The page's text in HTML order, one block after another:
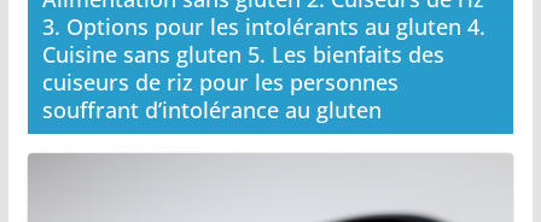
3. Options pour les intolérants au gluten 4.
Cuisine sans gluten 5. Les bienfaits des
cuiseurs de riz pour les personnes
souffrant d’intolérance au gluten